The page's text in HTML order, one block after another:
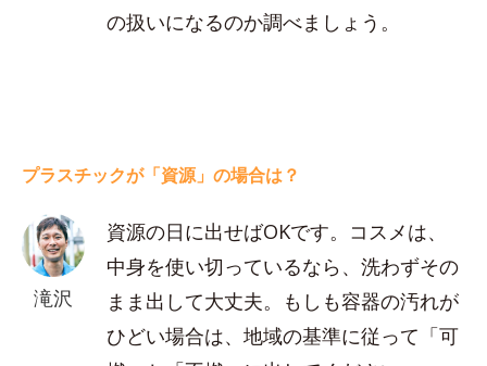
の扱いになるのか調べましょう。
プラスチックが「資源」の場合は？
滝沢
資源の日に出せばOKです。コスメは、
中身を使い切っているなら、洗わずその
まま出して大丈夫。もしも容器の汚れが
ひどい場合は、地域の基準に従って「可